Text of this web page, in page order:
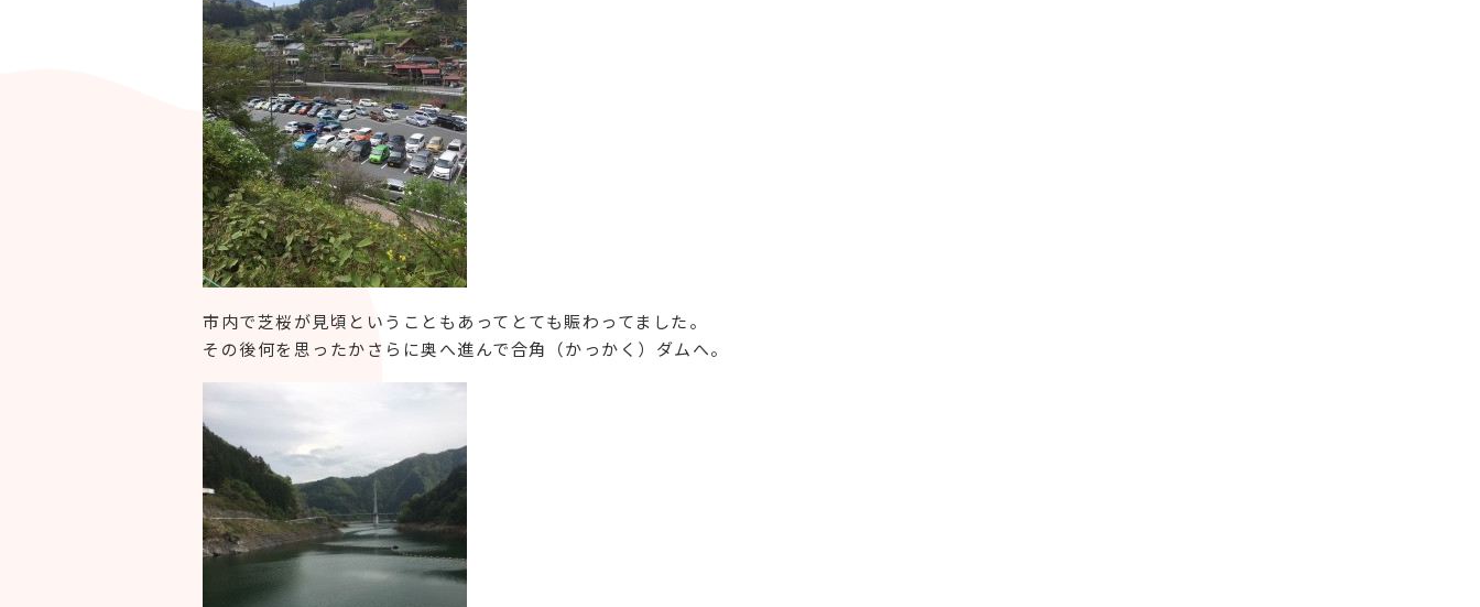
市内で芝桜が見頃ということもあってとても賑わってました。
その後何を思ったかさらに奥へ進んで合角（かっかく）ダムへ。